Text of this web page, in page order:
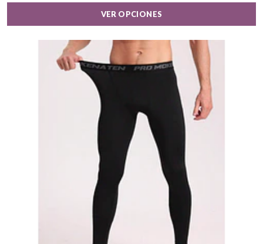
VER OPCIONES